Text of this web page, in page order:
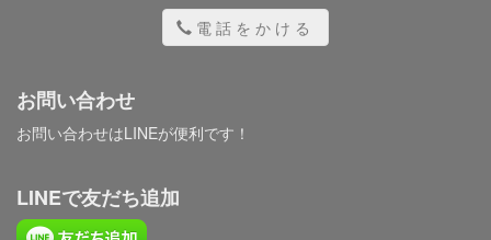
電話をかける
お問い合わせ
お問い合わせはLINEが便利です！
LINEで友だち追加